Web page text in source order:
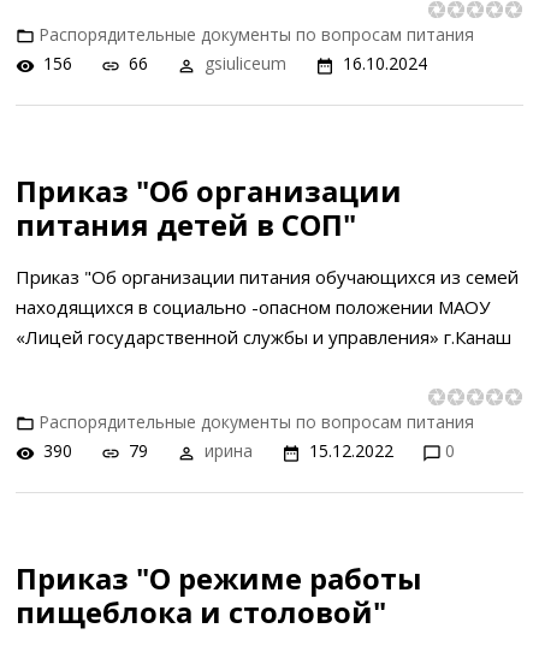
Распорядительные документы по вопросам питания
156
66 gsiuliceum 16.10.2024
Приказ "Об организации
питания детей в СОП"
Приказ "Об организации питания обучающихся из семей
находящихся в социально -опасном положении МАОУ
«Лицей государственной службы и управления» г.Канаш
Распорядительные документы по вопросам питания
390
79 ирина 15.12.2022 0
Приказ "О режиме работы
пищеблока и столовой"